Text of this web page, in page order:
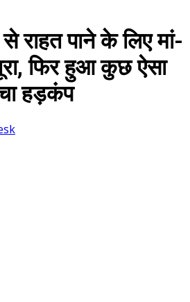
से राहत पाने के लिए मां-
फिर हुआ कुछ ऐसा
हड़कंप